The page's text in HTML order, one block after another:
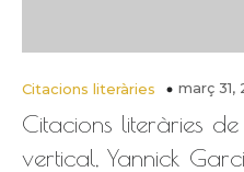
Citacions literàries març 31,
Citacions literàries
vertical, Yannick